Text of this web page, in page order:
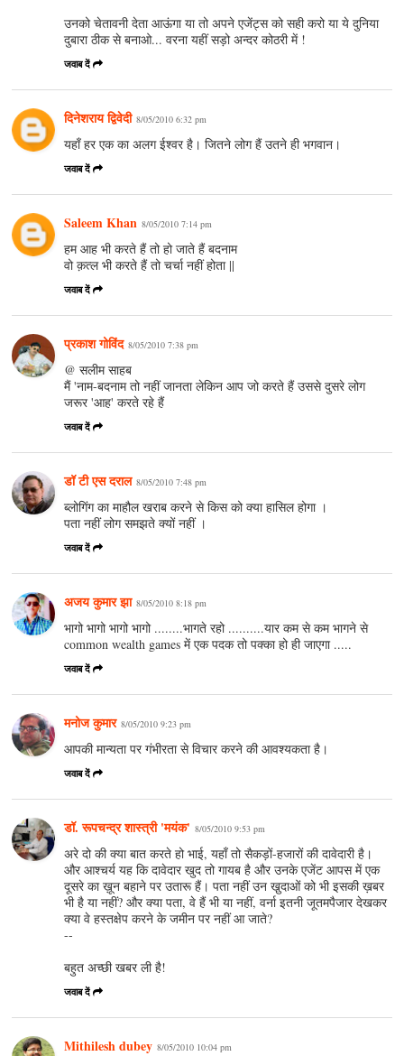
उनको चेतावनी देता आऊंगा या तो अपने एजेंट्स को सही करो या ये दुनिया
दुबारा ठीक से बनाओ... वरना यहीं सड़ो अन्दर कोठरी में !
जवाब दें
दिनेशराय द्विवेदी 8/05/2010 6:32 pm
यहाँ हर एक का अलग ईश्वर है। जितने लोग हैं उतने ही भगवान।
जवाब दें
Saleem Khan 8/05/2010 7:14 pm
हम आह भी करते हैं तो हो जाते हैं बदनाम
वो क़त्ल भी करते हैं तो चर्चा नहीं होता ||
जवाब दें
प्रकाश गोविंद 8/05/2010 7:38 pm
@ सलीम साहब
मैं 'नाम-बदनाम तो नहीं जानता लेकिन आप जो करते हैं उससे दुसरे लोग
जरूर 'आह' करते रहे हैं
जवाब दें
डॉ टी एस दराल 8/05/2010 7:48 pm
ब्लोगिंग का माहौल खराब करने से किस को क्या हासिल होगा ।
पता नहीं लोग समझते क्यों नहीं ।
जवाब दें
अजय कुमार झा 8/05/2010 8:18 pm
भागो भागो भागो भागो ........भागते रहो ..........यार कम से कम भागने से
common wealth games में एक पदक तो पक्का हो ही जाएगा .....
जवाब दें
मनोज कुमार 8/05/2010 9:23 pm
आपकी मान्यता पर गंभीरता से विचार करने की आवश्यकता है।
जवाब दें
डॉ. रूपचन्द्र शास्त्री 'मयंक' 8/05/2010 9:53 pm
अरे दो की क्या बात करते हो भाई, यहाँ तो सैकड़ों-हजारों की दावेदारी है।
और आश्चर्य यह कि दावेदार खुद तो गायब है और उनके एजेंट आपस में एक
दूसरे का ख़ून बहाने पर उतारू हैं। पता नहीं उन खु़दाओं को भी इसकी ख़बर
भी है या नहीं? और क्या पता, वे हैं भी या नहीं, वर्ना इतनी जूतमपैजार देखकर
क्या वे हस्तक्षेप करने के जमीन पर नहीं आ जाते?
--
बहुत अच्छी खबर ली है!
जवाब दें
Mithilesh dubey 8/05/2010 10:04 pm